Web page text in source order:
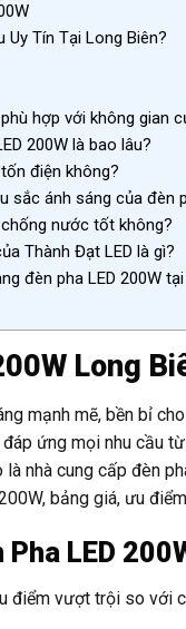
Uy Tín Tại Long Biên?
hợp với không gian
200W là bao lâu?
điện không?
ánh sáng của đèn
nước tốt không?
Thành Đạt LED là gì?
đèn pha LED 200W
Long
mạnh mẽ, bền bỉ
ứng mọi nhu cầu
nhà cung cấp đèn
bảng giá, ưu
LED
điểm vượt trội so với